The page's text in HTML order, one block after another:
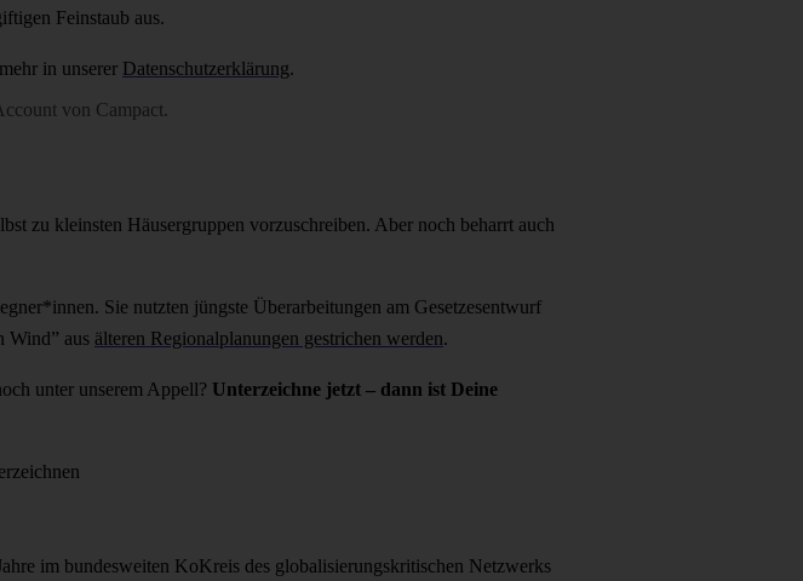
Feinstaub aus.
in unserer Datenschutzerklärung.
von Campact.
zu kleinsten Häusergruppen vorzuschreiben. Aber noch beharrt auch
Sie nutzten jüngste Überarbeitungen am Gesetzesentwurf
Wind” aus älteren Regionalplanungen gestrichen werden.
unter unserem Appell? Unterzeichne jetzt – dann ist Deine
im bundesweiten KoKreis des globalisierungskritischen Netzwerks